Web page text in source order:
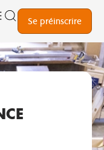
Se préinscrire